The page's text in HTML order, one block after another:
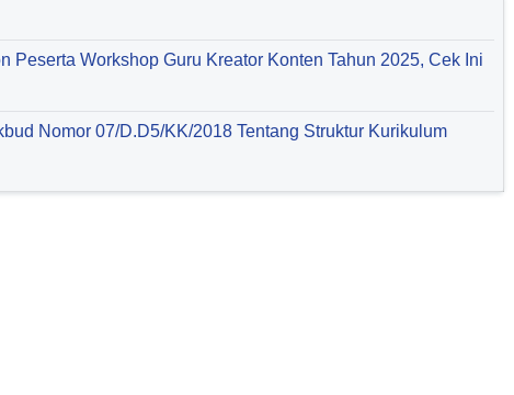
Peserta Workshop Guru Kreator Konten Tahun 2025, Cek Ini
Nomor 07/D.D5/KK/2018 Tentang Struktur Kurikulum